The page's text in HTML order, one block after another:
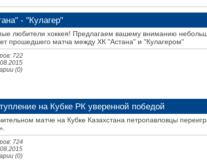
- "Кулагер"
любители хоккея! Предлагаем вашему вниманию
прошедшего матча между ХК "Астана" и "Кулагером"
722
(0)
на Кубке РК уверенной победой
матче на Кубке Казахстана петропавловцы
724
(0)